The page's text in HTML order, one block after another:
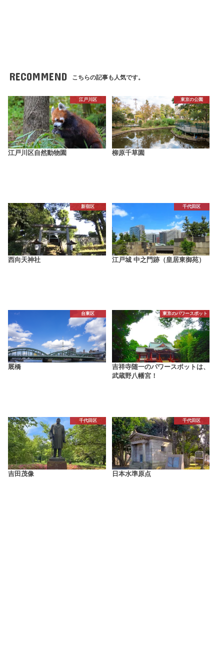
RECOMMEND こちらの記事も人気です。
江戸川区
江戸川区自然動物園
東京の公園
柳原千草園
新宿区
西向天神社
千代田区
江戸城 中之門跡（皇居東御苑）
台東区
厩橋
東京のパワースポット
吉祥寺随一のパワースポットは、
武蔵野八幡宮！
千代田区
吉田茂像
千代田区
日本水準原点